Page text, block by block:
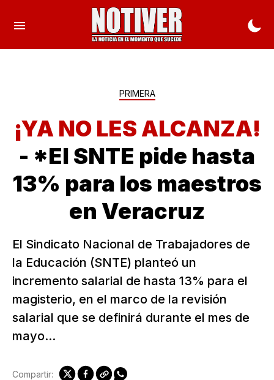
PRIMERA
¡YA NO LES ALCANZA!
- *El SNTE pide hasta
13% para los maestros
en Veracruz
El Sindicato Nacional de Trabajadores de
la Educación (SNTE) planteó un
incremento salarial de hasta 13% para el
magisterio, en el marco de la revisión
salarial que se definirá durante el mes de
mayo...
Compartir: